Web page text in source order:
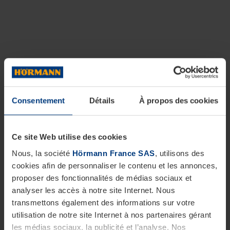
Consentement Détails À propos des cookies
Ce site Web utilise des cookies
Nous, la société Hörmann France SAS, utilisons des
cookies afin de personnaliser le contenu et les annonces,
proposer des fonctionnalités de médias sociaux et
analyser les accès à notre site Internet. Nous
transmettons également des informations sur votre
utilisation de notre site Internet à nos partenaires gérant
les médias sociaux, la publicité et l’analyse. Nos